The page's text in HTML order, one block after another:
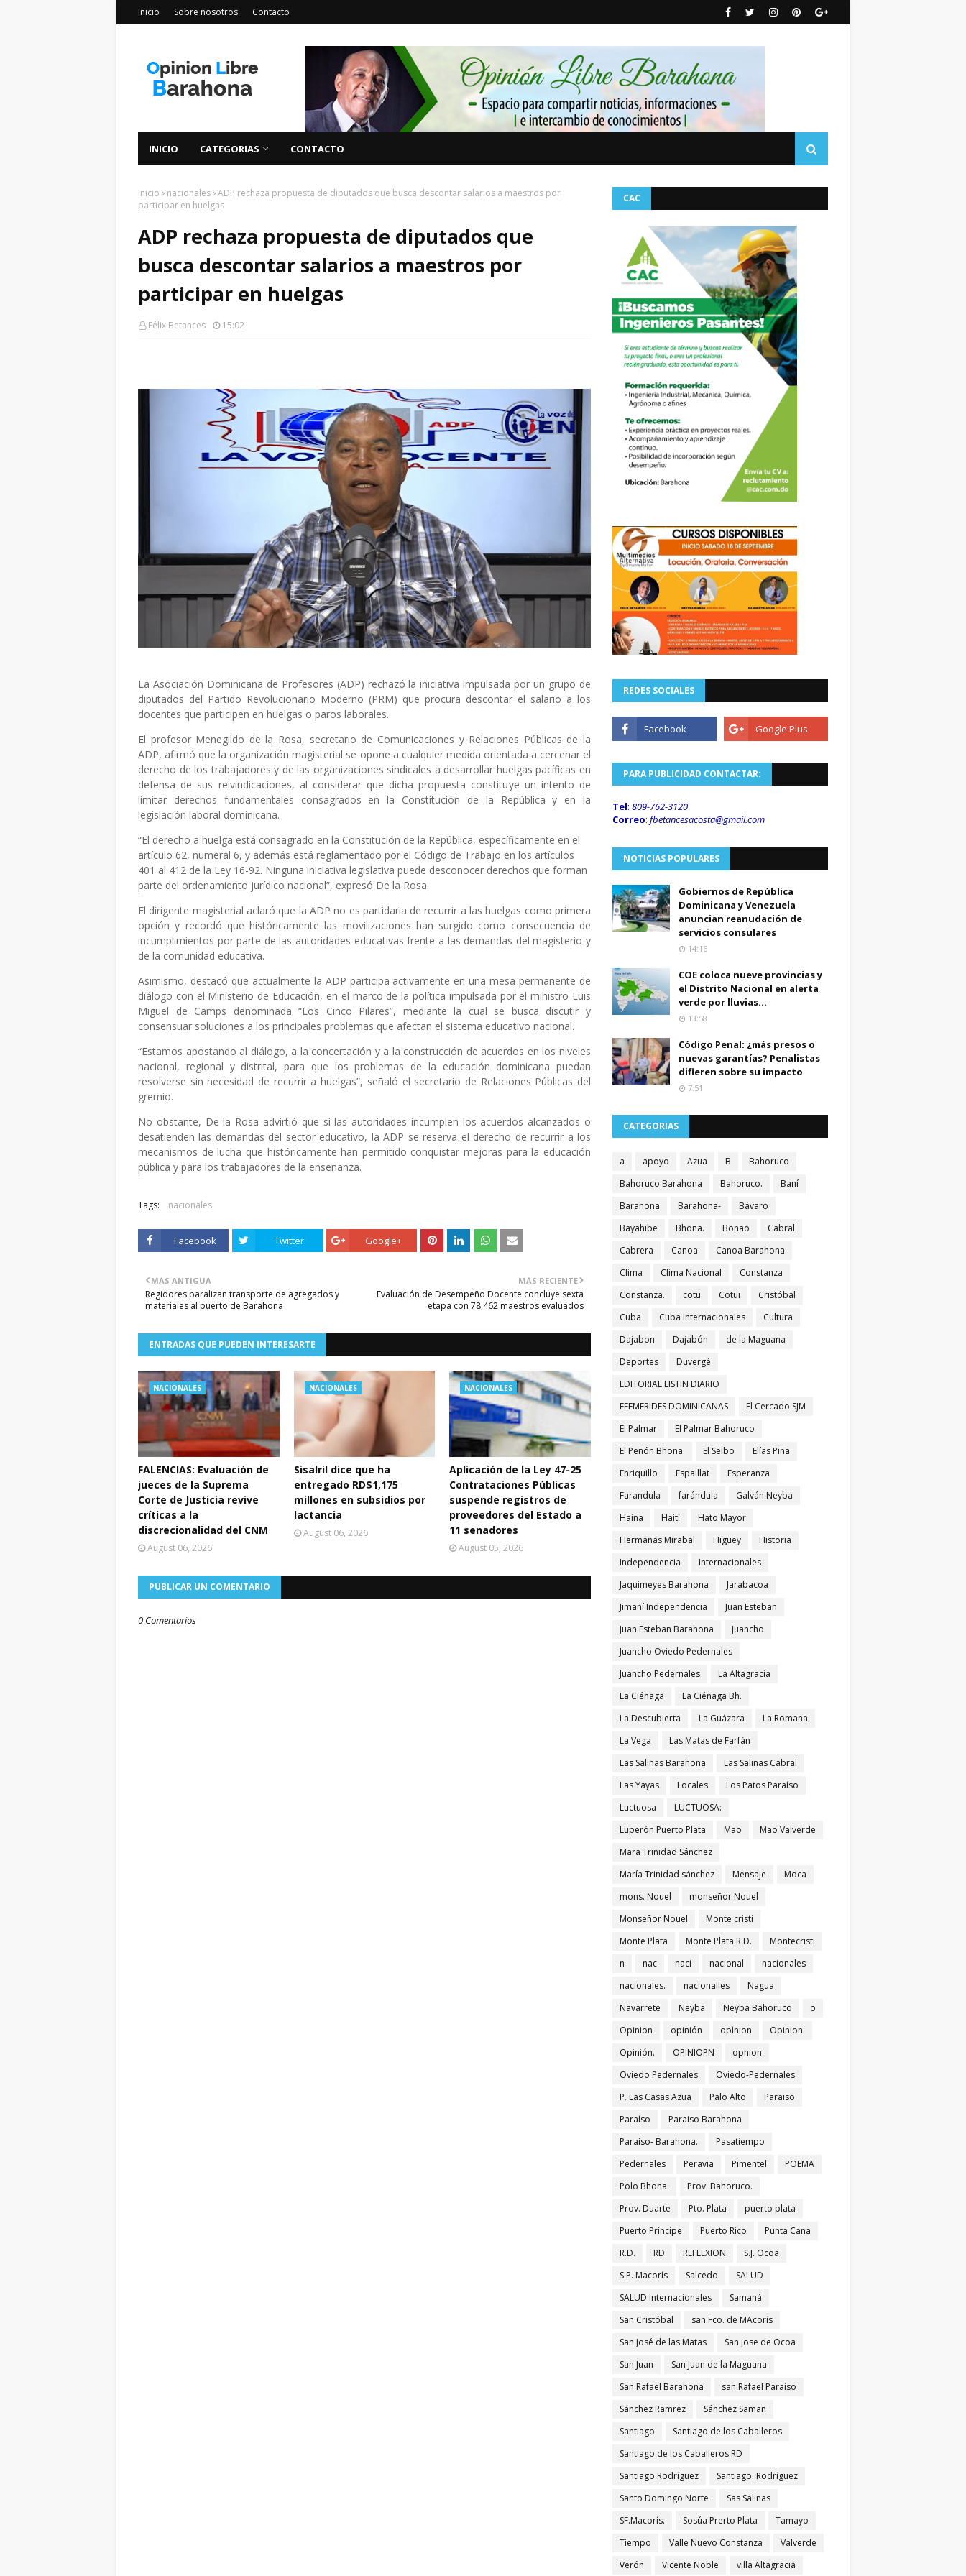
Inicio Sobre nosotros Contacto
INICIO CATEGORIAS CONTACTO
Inicio nacionales ADP rechaza propuesta de diputados que busca descontar salarios a maestros por
participar en huelgas
ADP rechaza propuesta de diputados que
busca descontar salarios a maestros por
participar en huelgas
Félix Betances 15:02
La Asociación Dominicana de Profesores (ADP) rechazó la iniciativa impulsada por un grupo de
diputados del Partido Revolucionario Moderno (PRM) que procura descontar el salario a los
docentes que participen en huelgas o paros laborales.
El profesor Menegildo de la Rosa, secretario de Comunicaciones y Relaciones Públicas de la
ADP, afirmó que la organización magisterial se opone a cualquier medida orientada a cercenar el
derecho de los trabajadores y de las organizaciones sindicales a desarrollar huelgas pacíficas en
defensa de sus reivindicaciones, al considerar que dicha propuesta constituye un intento de
limitar derechos fundamentales consagrados en la Constitución de la República y en la
legislación laboral dominicana.
“El derecho a huelga está consagrado en la Constitución de la República, específicamente en el
artículo 62, numeral 6, y además está reglamentado por el Código de Trabajo en los artículos
401 al 412 de la Ley 16-92. Ninguna iniciativa legislativa puede desconocer derechos que forman
parte del ordenamiento jurídico nacional”, expresó De la Rosa.
El dirigente magisterial aclaró que la ADP no es partidaria de recurrir a las huelgas como primera
opción y recordó que históricamente las movilizaciones han surgido como consecuencia de
incumplimientos por parte de las autoridades educativas frente a las demandas del magisterio y
de la comunidad educativa.
Asimismo, destacó que actualmente la ADP participa activamente en una mesa permanente de
diálogo con el Ministerio de Educación, en el marco de la política impulsada por el ministro Luis
Miguel de Camps denominada “Los Cinco Pilares”, mediante la cual se busca discutir y
consensuar soluciones a los principales problemas que afectan el sistema educativo nacional.
“Estamos apostando al diálogo, a la concertación y a la construcción de acuerdos en los niveles
nacional, regional y distrital, para que los problemas de la educación dominicana puedan
resolverse sin necesidad de recurrir a huelgas”, señaló el secretario de Relaciones Públicas del
gremio.
No obstante, De la Rosa advirtió que si las autoridades incumplen los acuerdos alcanzados o
desatienden las demandas del sector educativo, la ADP se reserva el derecho de recurrir a los
mecanismos de lucha que históricamente han permitido conquistar mejoras para la educación
pública y para los trabajadores de la enseñanza.
Tags: nacionales
Facebook Twitter Google+
MÁS RECIENTE
Evaluación de Desempeño Docente concluye sexta
etapa con 78,462 maestros evaluados
MÁS ANTIGUA
Regidores paralizan transporte de agregados y
materiales al puerto de Barahona
ENTRADAS QUE PUEDEN INTERESARTE
NACIONALES
FALENCIAS: Evaluación de
jueces de la Suprema
Corte de Justicia revive
críticas a la
discrecionalidad del CNM
August 06, 2026
NACIONALES
Sisalril dice que ha
entregado RD$1,175
millones en subsidios por
lactancia
August 06, 2026
NACIONALES
Aplicación de la Ley 47-25
Contrataciones Públicas
suspende registros de
proveedores del Estado a
11 senadores
August 05, 2026
PUBLICAR UN COMENTARIO
0 Comentarios
CAC
REDES SOCIALES
PARA PUBLICIDAD CONTACTAR:
Tel: 809-762-3120
Correo: fbetancesacosta@gmail.com
NOTICIAS POPULARES
Gobiernos de República
Dominicana y Venezuela
anuncian reanudación de
servicios consulares
14:16
COE coloca nueve provincias y
el Distrito Nacional en alerta
verde por lluvias...
13:58
Código Penal: ¿más presos o
nuevas garantías? Penalistas
difieren sobre su impacto
7:51
CATEGORIAS
a apoyo Azua B
Bahoruco
Bahoruco Barahona
Bahoruco.
Baní
Barahona
Barahona-
Bávaro
Bayahibe
Bhona. Bonao
Cabral
Cabrera
Canoa
Canoa Barahona
Clima
Clima Nacional
Constanza
Constanza.
cotu Cotui
Cristóbal
Cuba
Cuba Internacionales
Cultura
Dajabon
Dajabón
de la Maguana
Deportes
Duvergé
EDITORIAL LISTIN DIARIO
EFEMERIDES DOMINICANAS
El Cercado SJM
El Palmar
El Palmar Bahoruco
El Peñón Bhona.
El Seibo
Elías Piña
Enriquillo
Espaillat
Esperanza
Farandula
farándula
Galván Neyba
Haina
Haití
Hato Mayor
Hermanas Mirabal
Higuey
Historia
Independencia
Internacionales
Jaquimeyes Barahona
Jarabacoa
Jimaní Independencia
Juan Esteban
Juan Esteban Barahona
Juancho
Juancho Oviedo Pedernales
Juancho Pedernales
La Altagracia
La Ciénaga
La Ciénaga Bh.
La Descubierta
La Guázara
La Romana
La Vega
Las Matas de Farfán
Las Salinas Barahona
Las Salinas Cabral
Las Yayas
Locales
Los Patos Paraíso
Luctuosa
LUCTUOSA:
Luperón Puerto Plata
Mao
Mao Valverde
Mara Trinidad Sánchez
María Trinidad sánchez
Mensaje
Moca
mons. Nouel
monseñor Nouel
Monseñor Nouel
Monte cristi
Monte Plata
Monte Plata R.D.
Montecristi
n
nac naci nacional
nacionales
nacionales.
nacionalles
Nagua
Navarrete
Neyba Neyba Bahoruco
o
Opinion
opinión opìnion
Opinion.
Opinión.
OPINIOPN
opnion
Oviedo Pedernales
Oviedo-Pedernales
P. Las Casas Azua
Palo Alto
Paraiso
Paraíso
Paraiso Barahona
Paraíso- Barahona.
Pasatiempo
Pedernales
Peravia Pimentel
POEMA
Polo Bhona.
Prov. Bahoruco.
Prov. Duarte
Pto. Plata
puerto plata
Puerto Príncipe
Puerto Rico
Punta Cana
R.D.
RD REFLEXION
S.J. Ocoa
S.P. Macorís
Salcedo
SALUD
SALUD Internacionales
Samaná
San Cristóbal
san Fco. de MAcorís
San José de las Matas
San jose de Ocoa
San Juan
San Juan de la Maguana
San Rafael Barahona
san Rafael Paraiso
Sánchez Ramrez
Sánchez Saman
Santiago
Santiago de los Caballeros
Santiago de los Caballeros RD
Santiago Rodríguez
Santiago. Rodríguez
Santo Domingo Norte
Sas Salinas
SF.Macorís.
Sosúa Prerto Plata
Tamayo
Tiempo
Valle Nuevo Constanza
Valverde
Verón
Vicente Noble villa Altagracia